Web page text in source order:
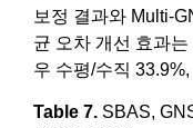
보정 결과와 Multi-
균 오차 개선 효과
우 수평/수직
Table 7. SBAS,